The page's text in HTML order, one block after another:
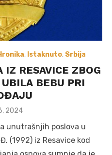
, Istaknuto, Srbija
RESAVICE ZBOG
BEBU PRI
2024
unutrašnjih poslova u
(1992) iz Resavice kod